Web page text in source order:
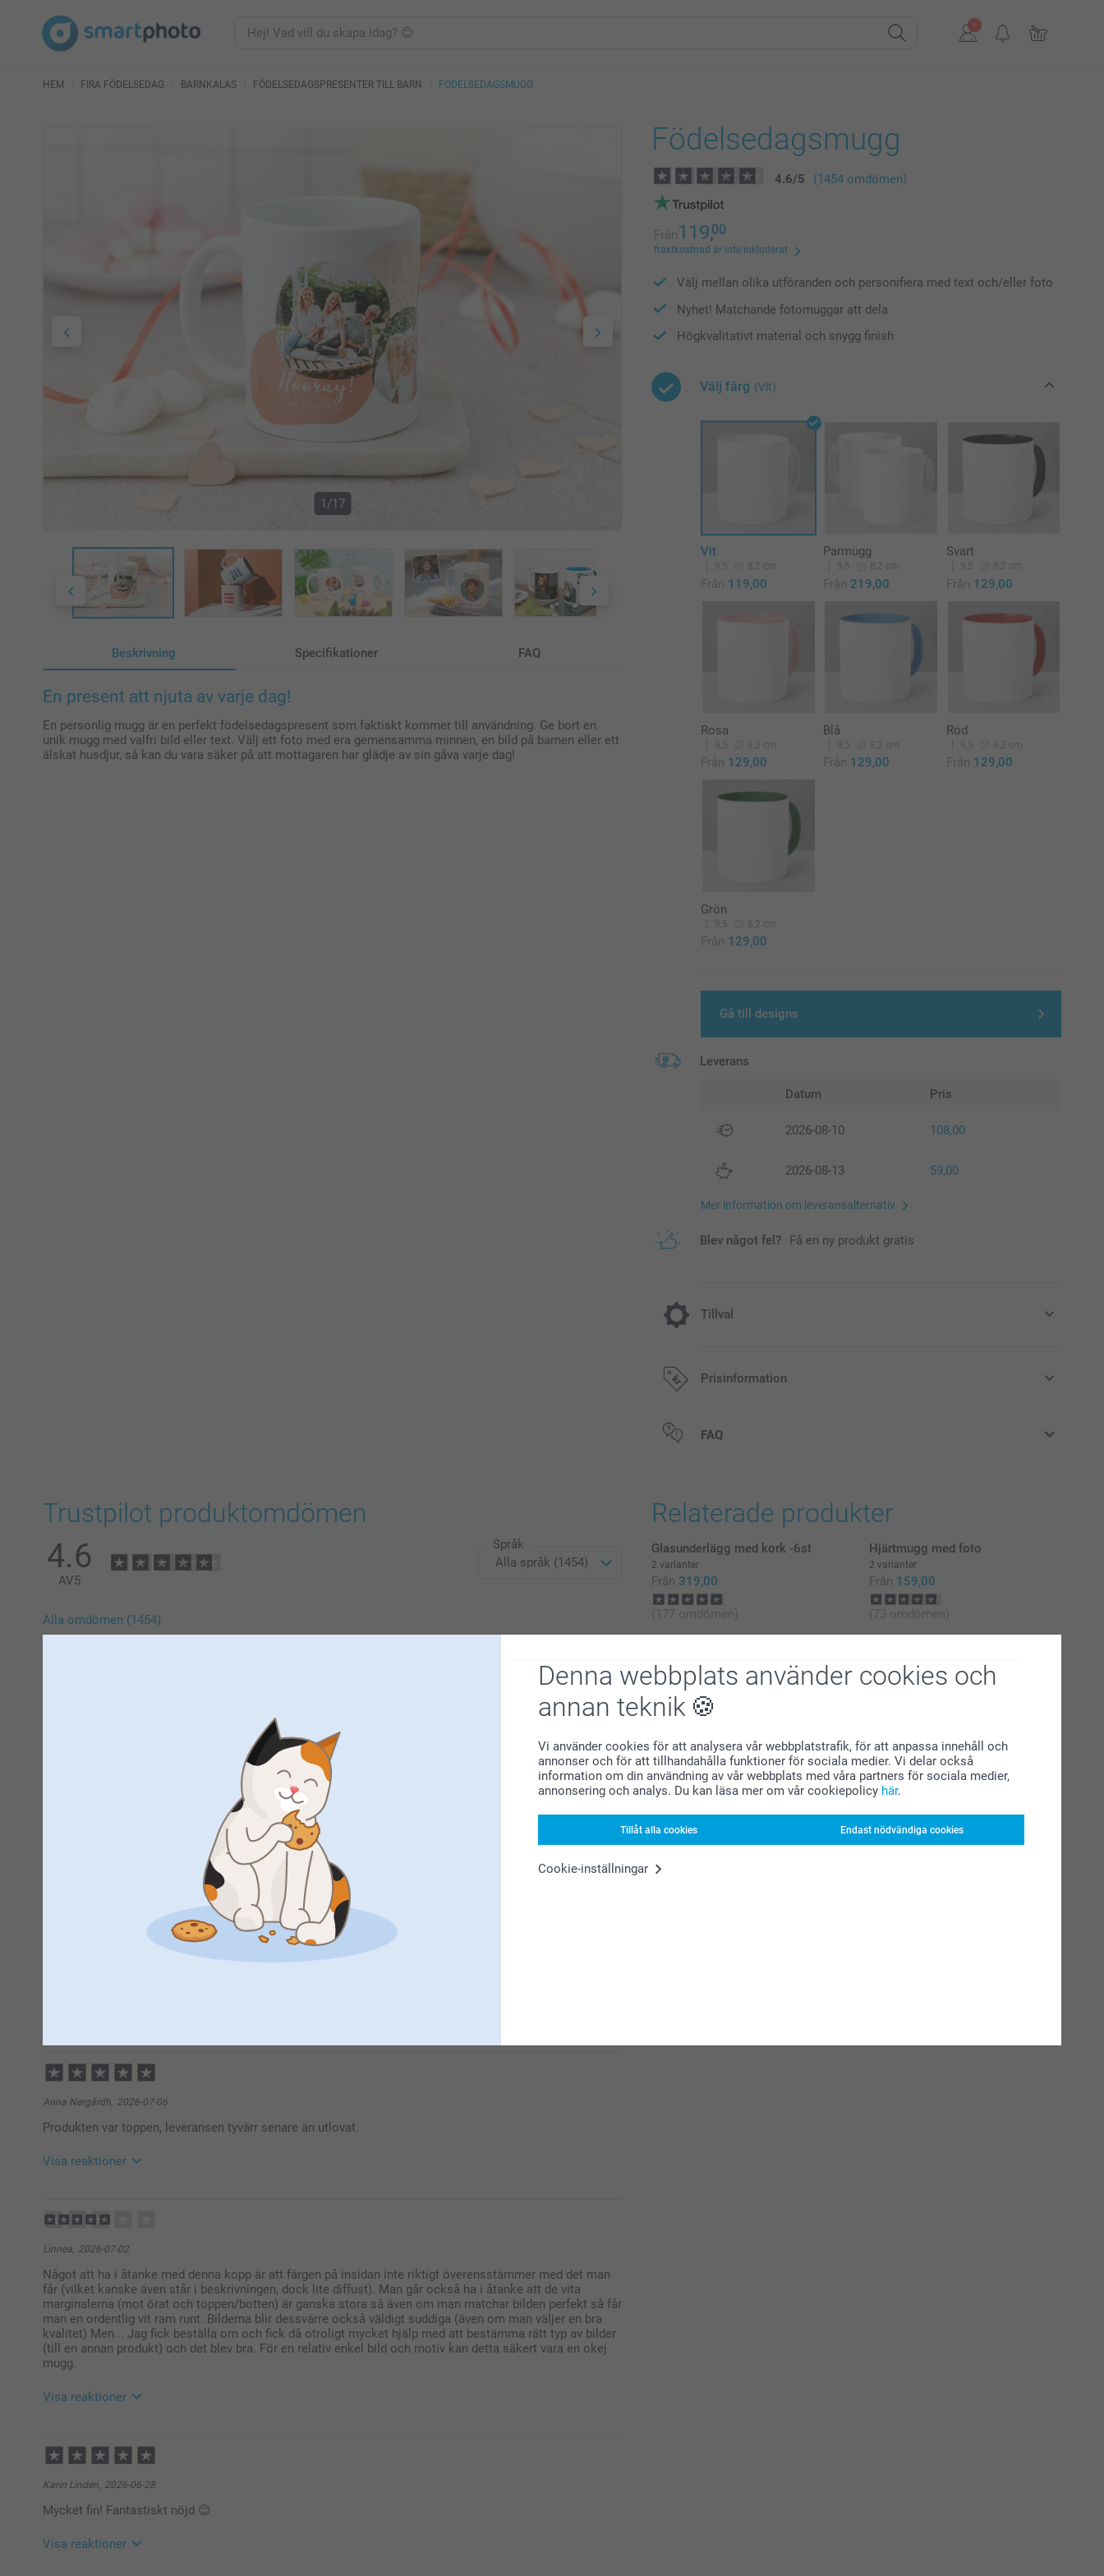
Denna webbplats använder cookies och
annan teknik
Vi använder cookies för att analysera vår webbplatstrafik, för att anpassa innehåll och
annonser och för att tillhandahålla funktioner för sociala medier. Vi delar också
information om din användning av vår webbplats med våra partners för sociala medier,
annonsering och analys. Du kan läsa mer om vår cookiepolicy här.
Tillåt alla cookies Endast nödvändiga cookies
Cookie-inställningar
HEM FIRA FÖDELSEDAG BARNKALAS FÖDELSEDAGSPRESENTER TILL BARN FÖDELSEDAGSMUGG
1/17
Beskrivning Specifikationer FAQ
En present att njuta av varje dag!
En personlig mugg är en perfekt födelsedagspresent som faktiskt kommer till användning. Ge bort en
unik mugg med valfri bild eller text. Välj ett foto med era gemensamma minnen, en bild på barnen eller ett
älskat husdjur, så kan du vara säker på att mottagaren har glädje av sin gåva varje dag!
Födelsedagsmugg
4.6/5 (1454 omdömen)
Från119,00
fraktkostnad är inte inkluderat
Välj mellan olika utföranden och personifiera med text och/eller foto
Nyhet! Matchande fotomuggar att dela
Högkvalitativt material och snygg finish
Välj färg (Vit)
Vit
9,5 8,2 cm
Från 119,00
Parmugg
9,5 8,2 cm
Från 219,00
Svart
9,5 8,2 cm
Från 129,00
Rosa
9,5 8,2 cm
Från 129,00
Blå
9,5 8,2 cm
Från 129,00
Röd
9,5 8,2 cm
Från 129,00
Grön
9,5 8,2 cm
Från 129,00
Gå till designs
Leverans
Datum Pris
2026-08-10 108,00
2026-08-13 59,00
Mer information om leveransalternativ
Blev något fel? Få en ny produkt gratis
Tillval
Jula till din fotomugg
Prisinformation
Alla priser är i svenska kronor (SEK), inklusive moms och exklusive porto.
FAQ
Trustpilot produktomdömen
4.6
AV5
Språk
Alla omdömen (1454)
169
38
29
Förvånansvärt bra kvalitet på bilderna.
13:48
Hej Peter,
Vi önskar dig en fin sommar!
Vänliga hälsningar,
Anna Nergårdh, 2026-07-06
Produkten var toppen, leveransen tyvärr senare än utlovat.
Visa reaktioner
10:08
🩵-liga hälsningar
Helene @smartphoto
Linnea, 2026-07-02
Något att ha i åtanke med denna kopp är att färgen på insidan inte riktigt överensstämmer med det man
får (vilket kanske även står i beskrivningen, dock lite diffust). Man går också ha i åtanke att de vita
marginalerna (mot örat och toppen/botten) är ganska stora så även om man matchar bilden perfekt så får
man en ordentlig vit ram runt. Bilderna blir dessvärre också väldigt suddiga (även om man väljer en bra
kvalitet) Men... Jag fick beställa om och fick då otroligt mycket hjälp med att bestämma rätt typ av bilder
(till en annan produkt) och det blev bra. För en relativ enkel bild och motiv kan detta säkert vara en okej
mugg.
Visa reaktioner
12:32
Hej Linnea,
Jag beklagar att muggen inte levde upp till förväntan, men jag är glad att läsa hur nöjd du är med
Karin Lindén, 2026-06-28
Mycket fin! Fantastiskt nöjd 😊
Visa reaktioner
Relaterade produkter
Glasunderlägg med kork -6st
2 varianter
Från 319,00
(177 omdömen)
Hjärtmugg med foto
2 varianter
Från 159,00
(73 omdömen)
159,00
(205 omdömen)
229,00